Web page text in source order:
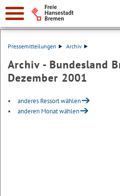
Suche:
Pressemitteilungen Archiv
Archiv - Bundesland
Dezember 2001
anderes Ressort wählen
anderen Monat wählen